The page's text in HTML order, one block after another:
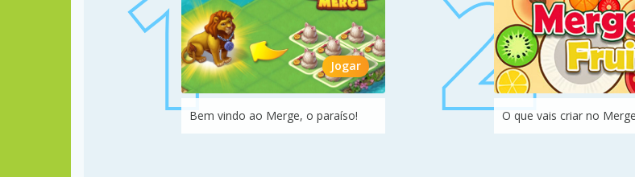
Jogar
Bem vindo ao Merge, o paraíso! O que vais criar no